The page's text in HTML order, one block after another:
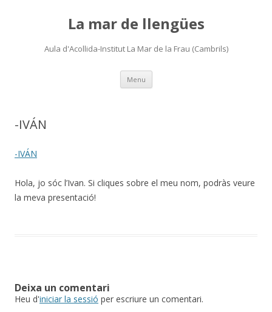
La mar de llengües
Aula d'Acollida-Institut La Mar de la Frau (Cambrils)
Menu Skip
content
-IVÁN
-IVÁN
Hola, jo sóc l’Ivan. Si cliques sobre el meu nom, podràs veure
la meva presentació!
Deixa un comentari
Heu d'iniciar la sessió per escriure un comentari.